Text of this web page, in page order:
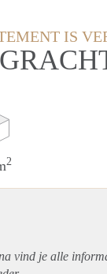
IS
2
vind je alle